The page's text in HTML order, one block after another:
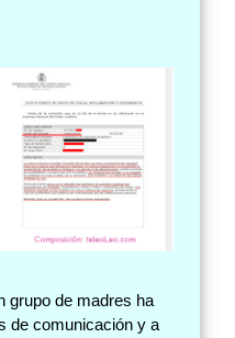
grupo de madres ha
de comunicación y a